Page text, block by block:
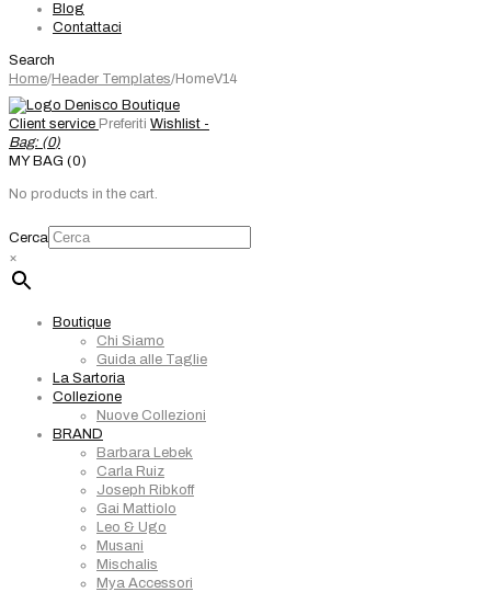
Blog
Contattaci
Search
Home/Header Templates/HomeV14
Client service Preferiti Wishlist -
Bag: (0)
MY BAG (0)
No products in the cart.
Cerca
×
Boutique
Chi Siamo
Guida alle Taglie
La Sartoria
Collezione
Nuove Collezioni
BRAND
Barbara Lebek
Carla Ruiz
Joseph Ribkoff
Gai Mattiolo
Leo & Ugo
Musani
Mischalis
Mya Accessori